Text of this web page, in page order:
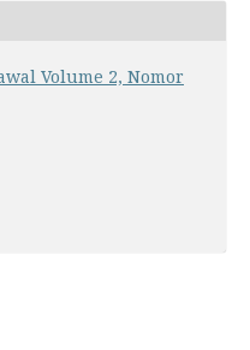
Volume 2, Nomor